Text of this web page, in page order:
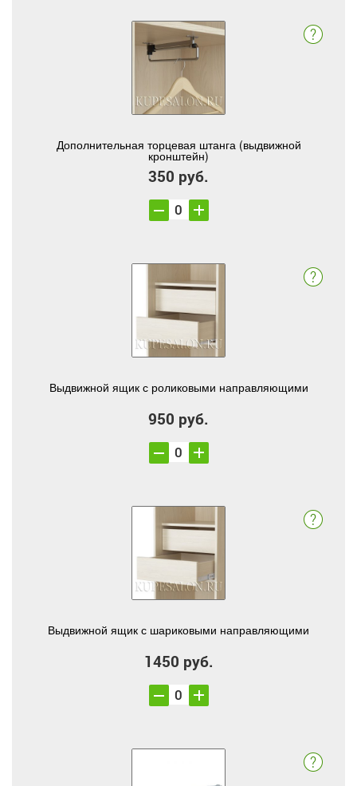
Дополнительная торцевая штанга (выдвижной
кронштейн)
350 руб.
Выдвижной ящик с роликовыми направляющими
950 руб.
Выдвижной ящик с шариковыми направляющими
1450 руб.